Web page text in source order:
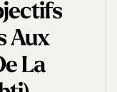
Aux
La